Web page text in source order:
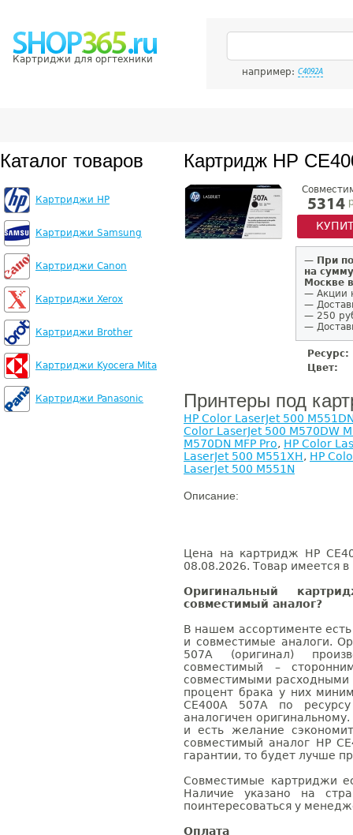
Картриджи для оргтехники
например: C4092A
Каталог товаров
Картриджи HP
Картриджи Samsung
Картриджи Canon
Картриджи Xerox
Картриджи Brother
Картриджи Kyocera Mita
Картриджи Panasonic
Картридж HP
5314
— При
на
Москве
— Акции
—
— 250
—
Ресурс:
Цвет:
Принтеры под
HP Color LaserJet 500
Color LaserJet 500 M570DW
M570DN MFP Pro, HP Color
LaserJet 500 M551XH, HP
LaserJet 500 M551N
Описание:
Цена на картридж HP
08.08.2026. Товар имеется в
Оригинальный
совместимый аналог?
В нашем ассортименте
и совместимые аналоги.
507A (оригинал)
совместимый –
совместимыми расходными
процент брака у них
CE400A 507A по
аналогичен
и есть желание
совместимый аналог HP
гарантии, то будет лучше
Совместимые картриджи
Наличие указано на
поинтересоваться у
Оплата